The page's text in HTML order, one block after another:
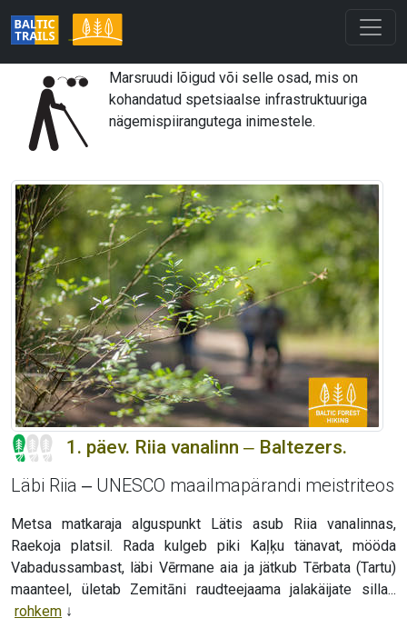
Marsruudi lõigud või selle osad, mis on
kohandatud spetsiaalse infrastruktuuriga
nägemispiirangutega inimestele.
1. päev. Riia vanalinn ‒ Baltezers.
Läbi Riia ‒ UNESCO maailmapärandi meistriteos
Metsa matkaraja alguspunkt Lätis asub Riia vanalinnas,
Raekoja platsil. Rada kulgeb piki Kaļķu tänavat, mööda
Vabadussambast, läbi Vērmane aia ja jätkub Tērbata (Tartu)
maanteel, ületab Zemitāni raudteejaama jalakäijate silla...
rohkem